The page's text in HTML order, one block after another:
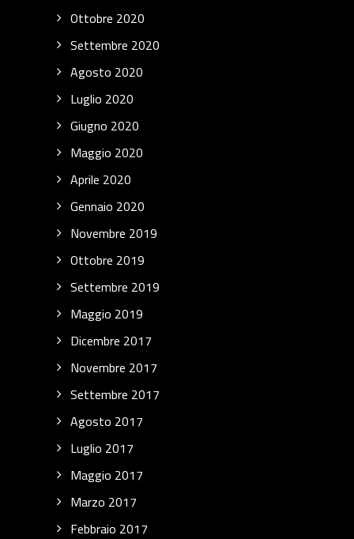
Ottobre 2020
Settembre 2020
Agosto 2020
Luglio 2020
Giugno 2020
Maggio 2020
Aprile 2020
Gennaio 2020
Novembre 2019
Ottobre 2019
Settembre 2019
Maggio 2019
Dicembre 2017
Novembre 2017
Settembre 2017
Agosto 2017
Luglio 2017
Maggio 2017
Marzo 2017
Febbraio 2017